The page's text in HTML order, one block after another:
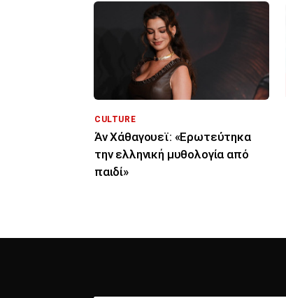
CULTURE
Άν Χάθαγουεϊ: «Ερωτεύτηκα
την ελληνική μυθολογία από
παιδί»